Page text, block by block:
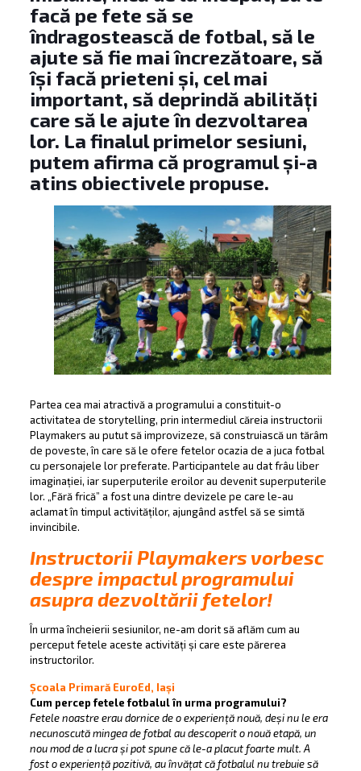
facă pe fete să se
îndragostească de fotbal, să le
ajute să fie mai încrezătoare, să
își facă prieteni și, cel mai
important, să deprindă abilități
care să le ajute în dezvoltarea
lor. La finalul primelor sesiuni,
putem afirma că programul și-a
atins obiectivele propuse.
Partea cea mai atractivă a programului a constituit-o
activitatea de storytelling, prin intermediul căreia instructorii
Playmakers au putut să improvizeze, să construiască un tărâm
de poveste, în care să le ofere fetelor ocazia de a juca fotbal
cu personajele lor preferate. Participantele au dat frâu liber
imaginației, iar superputerile eroilor au devenit superputerile
lor. „Fără frică” a fost una dintre devizele pe care le-au
aclamat în timpul activităților, ajungând astfel să se simtă
invincibile.
Instructorii Playmakers vorbesc
despre impactul programului
asupra dezvoltării fetelor!
În urma încheierii sesiunilor, ne-am dorit să aflăm cum au
perceput fetele aceste activități și care este părerea
instructorilor.
Școala Primară EuroEd, Iași
Cum percep fetele fotbalul în urma programului?
Fetele noastre erau dornice de o experiență nouă, deși nu le era
necunoscută mingea de fotbal au descoperit o nouă etapă, un
nou mod de a lucra și pot spune că le-a placut foarte mult. A
fost o experiență pozitivă, au învățat că fotbalul nu trebuie să